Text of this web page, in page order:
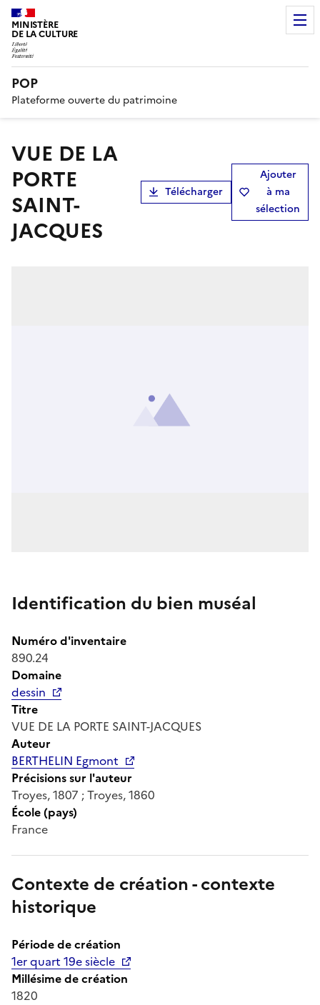
MINISTÈRE
DE LA CULTURE
POP
Plateforme ouverte du patrimoine
VUE DE LA
PORTE
SAINT-
JACQUES
Télécharger
Ajouter
à ma
sélection
Identification du bien muséal
Numéro d'inventaire
890.24
Domaine
dessin
Titre
VUE DE LA PORTE SAINT-JACQUES
Auteur
BERTHELIN Egmont
Précisions sur l'auteur
Troyes, 1807 ; Troyes, 1860
École (pays)
France
Contexte de création - contexte
historique
Période de création
1er quart 19e siècle
Millésime de création
1820